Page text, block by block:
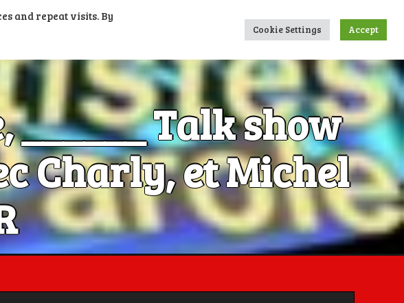
RADIOS NUMERIQUES LIENS
Talk show
Charly, et Michel
and repeat visits. By
Cookie Settings Accept